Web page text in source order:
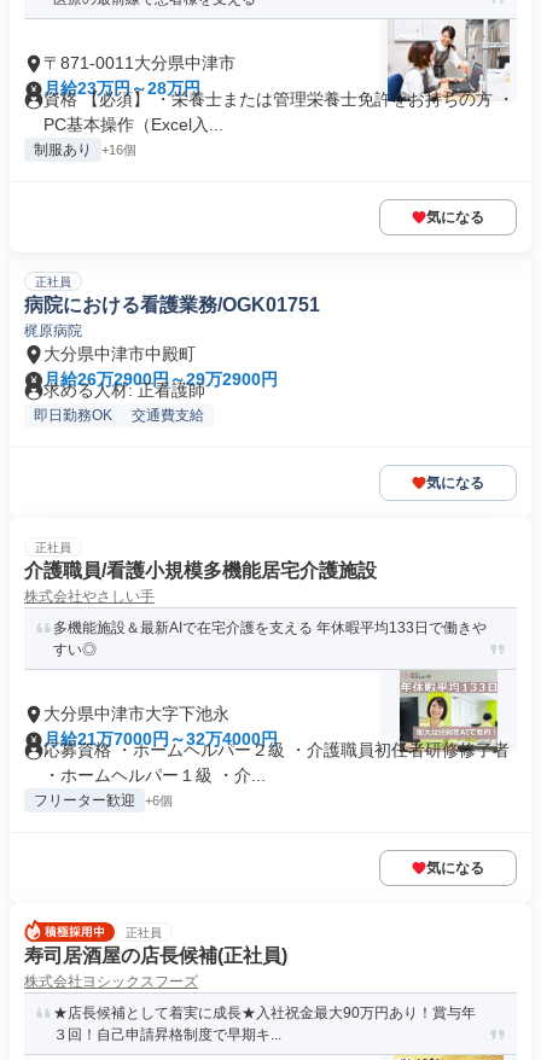
〒871-0011大分県中津市
月給23万円～28万円
資格 【必須】 ・栄養士または管理栄養士免許をお持ちの方 ・
PC基本操作（Excel入...
制服あり +16個
気になる
正社員
病院における看護業務/OGK01751
梶原病院
大分県中津市中殿町
月給26万2900円～29万2900円
求める人材: 正看護師
即日勤務OK 交通費支給
気になる
正社員
介護職員/看護小規模多機能居宅介護施設
株式会社やさしい手
多機能施設＆最新AIで在宅介護を支える 年休暇平均133日で働きや
すい◎
大分県中津市大字下池永
月給21万7000円～32万4000円
応募資格 ・ホームヘルパー２級 ・介護職員初任者研修修了者
・ホームヘルパー１級 ・介...
フリーター歓迎 +6個
気になる
正社員
寿司居酒屋の店長候補(正社員)
株式会社ヨシックスフーズ
★店長候補として着実に成長★入社祝金最大90万円あり！賞与年
３回！自己申請昇格制度で早期キ...